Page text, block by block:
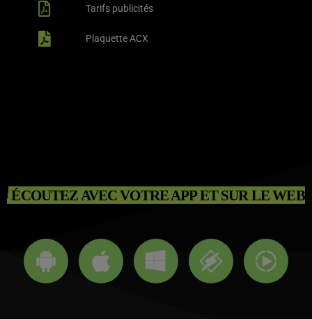
Tarifs publicités
Plaquette ACX
ÉCOUTEZ AVEC VOTRE APP ET SUR LE WEB